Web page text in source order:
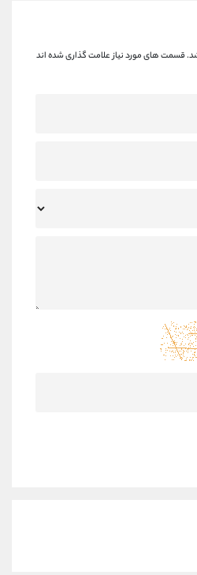
قسمت های مورد نیاز علامت گذاری شده اند